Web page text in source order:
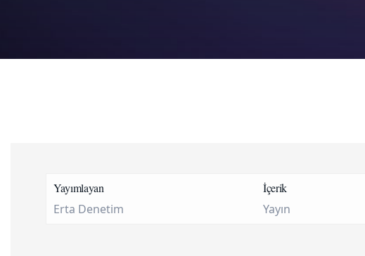
Yayımlayan
Erta Denetim
İçerik
Yayın